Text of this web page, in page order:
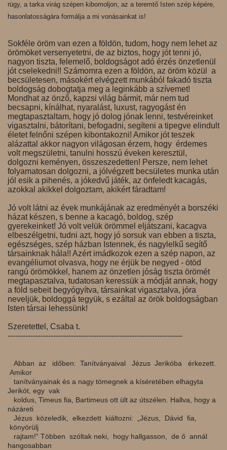
rügy, a tarka virág szépen kibomoljon, az a teremtő Isten szép képére,
hasonlatosságára formálja a mi vonásainkat is!
Sokféle öröm van ezen a földön, tudom, hogy nem lehet az
örömöket versenyetetni, de az biztos, hogy jót tenni jó,
nagyon tiszta, felemelő, boldogságot adó érzés önzetlenül
jót cselekedni!! Számomra ezen a földön, az öröm közül a
becsületesen, másokért elvégzett munkából fakadó tiszta
boldogság dobogtatja meg a leginkább a szívemet!
Mondhat az önző, kapzsi világ bármit, már nem tud
becsapni, kínálhat, nyaralást, luxust, ragyogást én
megtapasztaltam, hogy jó dolog jónak lenni, testvéreinket
vigasztalni, bátorítani, befogadni, segíteni a tipegve elindult
életet felnőni szépen kibontakozni! Amikor jót teszek
alázattal akkor nagyon világosan érzem, hogy érdemes
volt megszületni, tanulni hosszú éveken keresztül,
dolgozni keményen, összeszedetten! Persze, nem lehet
folyamatosan dolgozni, a jólvégzett becsületes munka után
jól esik a pihenés, a jókedvű játék, az önfeledt kacagás,
azokkal akikkel dolgoztam, akikért fáradtam!
Jó volt látni az évek munkájának az eredményét a borszéki
házat készen, s benne a kacagó, boldog, szép
gyerekeinket! Jó volt velük örömmel eljátszani, kacagva
elbeszélgetni, tudni azt, hogy jó sorsuk van ebben a tiszta,
egészséges, szép házban Istennek, és nagylelkű segítő
társainknak hála!! Azért imádkozok ezen a szép napon, az
evangéliumot olvasva, hogy ne érjük be negyed - ötöd
rangú örömökkel, hanem az önzetlen jóság tiszta örömét
megtapasztalva, tudatosan keressük a módját annak, hogy
a föld sebeit begyógyítva, társainkat vigasztalva, jóra
neveljük, boldoggá tegyük, s ezáltal az örök boldogságban
Isten társai lehessünk!
Szeretettel, Csaba t.
---------------------------------------------------------------------
Abban az időben: Tanítványaival Jézus Jerikóba érkezett.
Amikor
tanítványainak és a nagy tömegnek a kíséretében elhagyta
Jerikót, egy vak
koldus, Timeus fia, Bartimeus ott ült az útszélen. Hallva, hogy a
názáreti
Jézus közeledik, elkezdett kiáltozni: „Jézus, Dávid fia,
könyörülj
rajtam!” Többen szóltak neki, hogy hallgasson, de ő annál
hangosabban